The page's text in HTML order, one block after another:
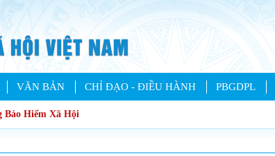
VĂN BẢN CHỈ ĐẠO - ĐIỀU HÀNH PBGDPL
Bảo Hiểm Xã Hội